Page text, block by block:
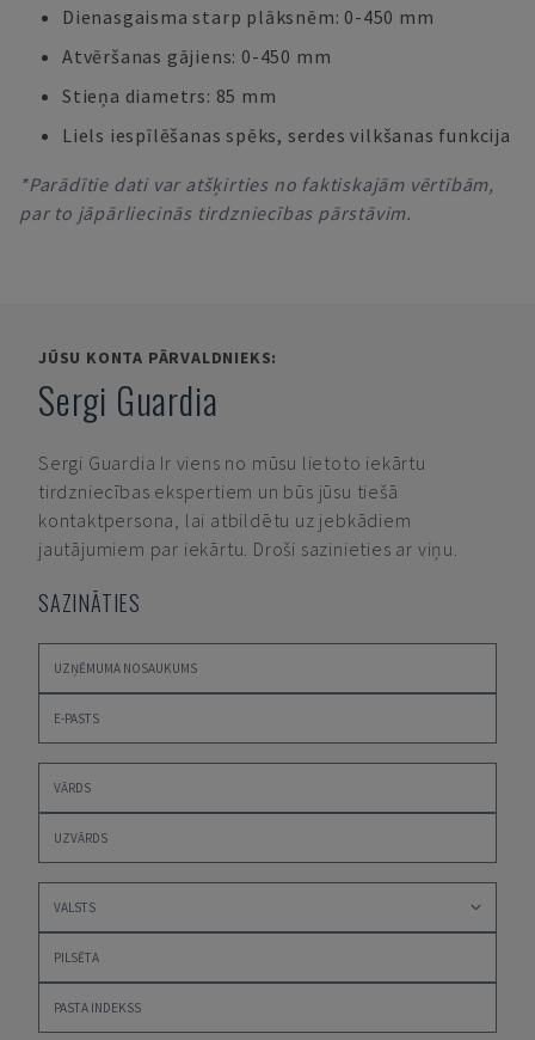
Dienasgaisma starp plāksnēm: 0-450 mm
Atvēršanas gājiens: 0-450 mm
Stieņa diametrs: 85 mm
Liels iespīlēšanas spēks, serdes vilkšanas funkcija
*Parādītie dati var atšķirties no faktiskajām vērtībām,
par to jāpārliecinās tirdzniecības pārstāvim.
JŪSU KONTA PĀRVALDNIEKS:
Sergi Guardia
Sergi Guardia Ir viens no mūsu lietoto iekārtu
tirdzniecības ekspertiem un būs jūsu tiešā
kontaktpersona, lai atbildētu uz jebkādiem
jautājumiem par iekārtu. Droši sazinieties ar viņu.
SAZINĀTIES